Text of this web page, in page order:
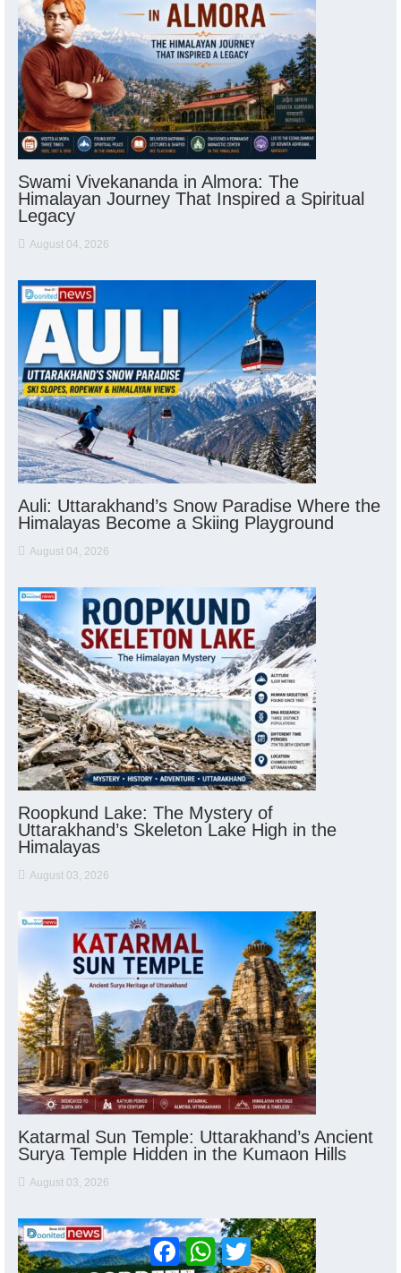
Swami Vivekananda in Almora: The
Himalayan Journey That Inspired a Spiritual
Legacy
August 04, 2026
Auli: Uttarakhand’s Snow Paradise Where the
Himalayas Become a Skiing Playground
August 04, 2026
Roopkund Lake: The Mystery of
Uttarakhand’s Skeleton Lake High in the
Himalayas
August 03, 2026
Katarmal Sun Temple: Uttarakhand’s Ancient
Surya Temple Hidden in the Kumaon Hills
August 03, 2026
FacebookWhatsApp
Twitter